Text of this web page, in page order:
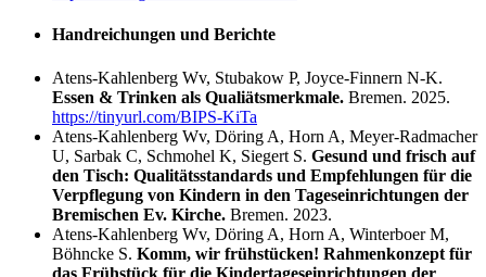
Handreichungen und Berichte
Atens-Kahlenberg Wv, Stubakow P, Joyce-Finnern N-K.
Essen & Trinken als Qualiätsmerkmale. Bremen. 2025.
https://tinyurl.com/BIPS-KiTa
Atens-Kahlenberg Wv, Döring A, Horn A, Meyer-Radmacher
U, Sarbak C, Schmohel K, Siegert S. Gesund und frisch auf
den Tisch: Qualitätsstandards und Empfehlungen für die
Verpflegung von Kindern in den Tageseinrichtungen der
Bremischen Ev. Kirche. Bremen. 2023.
Atens-Kahlenberg Wv, Döring A, Horn A, Winterboer M,
Böhncke S. Komm, wir frühstücken! Rahmenkonzept für
das Frühstück für die Kindertageseinrichtungen der